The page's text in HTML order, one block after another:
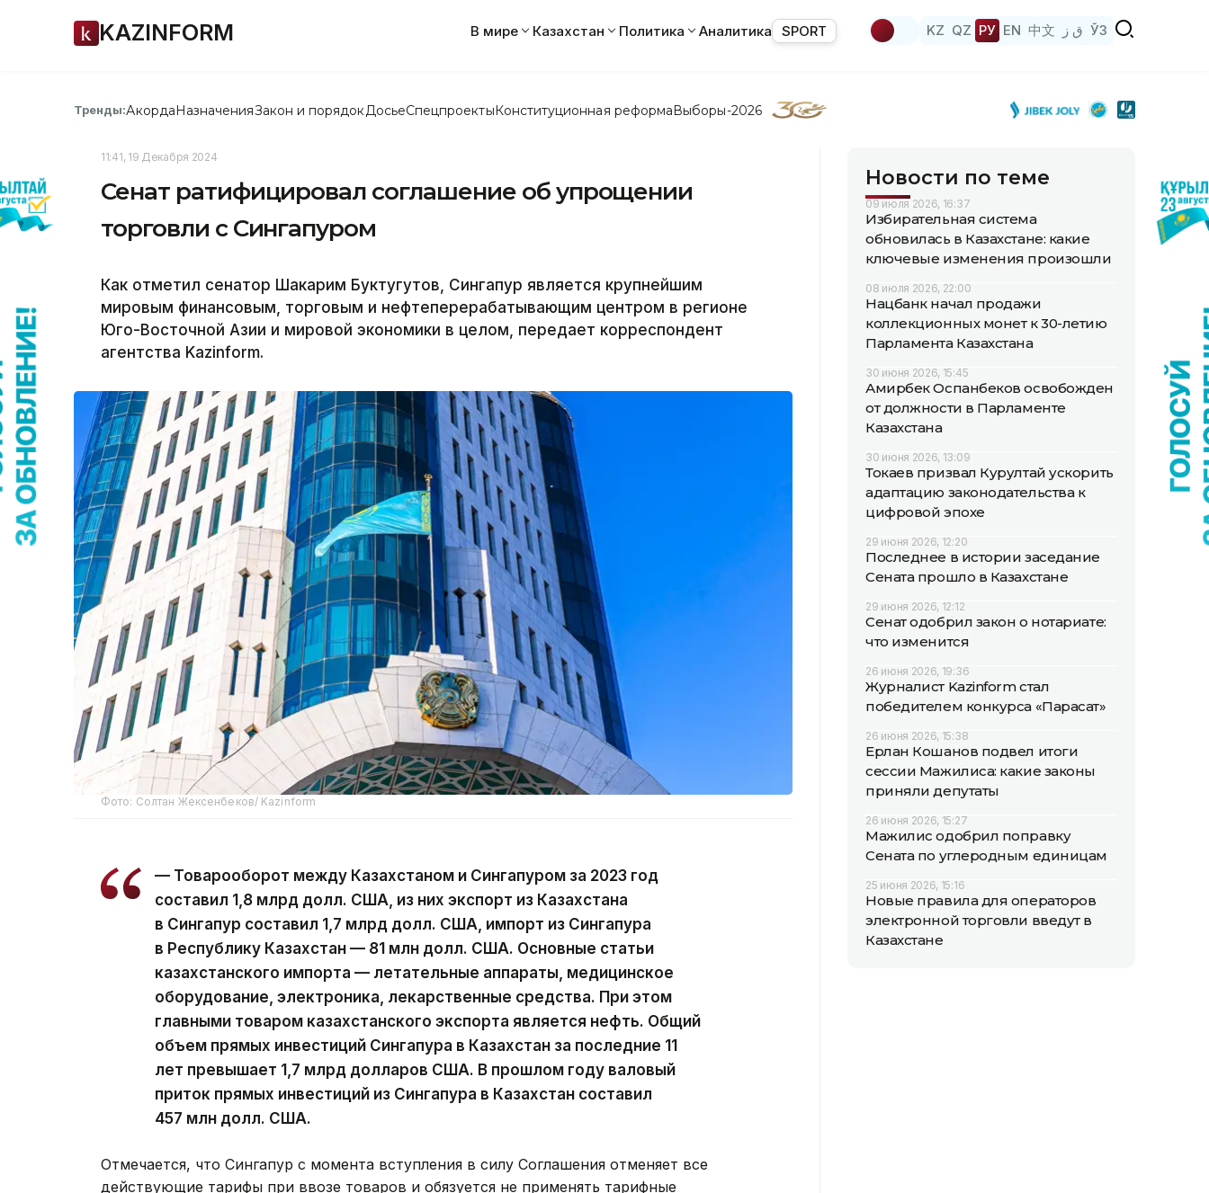
KAZINFORM В мире Казахстан Политика Аналитика SPORT KZ QZ РУ EN 中文 ق ز ЎЗ
Тренды:АкордаНазначенияЗакон и порядок ДосьеСпецпроектыКонституционная реформаВыборы-2026
11:41, 19 Декабря 2024
Сенат ратифицировал соглашение об упрощении
торговли с Сингапуром
Как отметил сенатор Шакарим Буктугутов, Сингапур является крупнейшим
мировым финансовым, торговым и нефтеперерабатывающим центром в регионе
Юго-Восточной Азии и мировой экономики в целом, передает корреспондент
агентства Kazinform.
Фото: Солтан Жексенбеков/ Kazinform
— Товарооборот между Казахстаном и Сингапуром за 2023 год
составил 1,8 млрд долл. США, из них экспорт из Казахстана
в Сингапур составил 1,7 млрд долл. США, импорт из Сингапура
в Республику Казахстан — 81 млн долл. США. Основные статьи
казахстанского импорта — летательные аппараты, медицинское
оборудование, электроника, лекарственные средства. При этом
главными товаром казахстанского экспорта является нефть. Общий
объем прямых инвестиций Сингапура в Казахстан за последние 11
лет превышает 1,7 млрд долларов США. В прошлом году валовый
приток прямых инвестиций из Сингапура в Казахстан составил
457 млн долл. США.
Отмечается, что Сингапур с момента вступления в силу Соглашения отменяет все
действующие тарифы при ввозе товаров и обязуется не применять тарифные
Новости по теме
09 июля 2026, 16:37
Избирательная система
обновилась в Казахстане: какие
ключевые изменения произошли
08 июля 2026, 22:00
Нацбанк начал продажи
коллекционных монет к 30-летию
Парламента Казахстана
30 июня 2026, 15:45
Амирбек Оспанбеков освобожден
от должности в Парламенте
Казахстана
30 июня 2026, 13:09
Токаев призвал Курултай ускорить
адаптацию законодательства к
цифровой эпохе
29 июня 2026, 12:20
Последнее в истории заседание
Сената прошло в Казахстане
29 июня 2026, 12:12
Сенат одобрил закон о нотариате:
что изменится
26 июня 2026, 19:36
Журналист Kazinform стал
победителем конкурса «Парасат»
26 июня 2026, 15:38
Ерлан Кошанов подвел итоги
сессии Мажилиса: какие законы
приняли депутаты
26 июня 2026, 15:27
Мажилис одобрил поправку
Сената по углеродным единицам
25 июня 2026, 15:16
Новые правила для операторов
электронной торговли введут в
Казахстане